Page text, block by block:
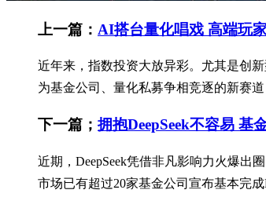
上一篇： AI搭台量化唱戏 高端玩
近年来，指数投资大放异彩。尤其是创
为基金公司、量化私募争相竞逐的新赛
下一篇； 拥抱DeepSeek不容易 基
近期，DeepSeek凭借非凡影响力火爆出
市场已有超过20家基金公司宣布基本完